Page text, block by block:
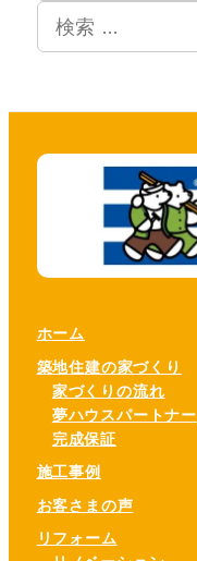
検
ホーム
築地住建の家づくり
家づくりの流れ
夢ハウスパートナー
完成保証
施工事例
お客さまの声
リフォーム